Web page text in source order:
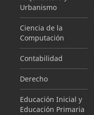
Urbanismo
Ciencia de la
Computación
Contabilidad
Derecho
Educación Inicial y
Educación Primaria